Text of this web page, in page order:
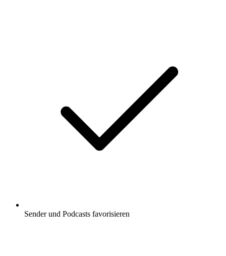
Sender und Podcasts favorisieren